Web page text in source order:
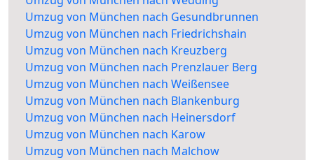
Umzug von München nach Gesundbrunnen
Umzug von München nach Friedrichshain
Umzug von München nach Kreuzberg
Umzug von München nach Prenzlauer Berg
Umzug von München nach Weißensee
Umzug von München nach Blankenburg
Umzug von München nach Heinersdorf
Umzug von München nach Karow
Umzug von München nach Malchow